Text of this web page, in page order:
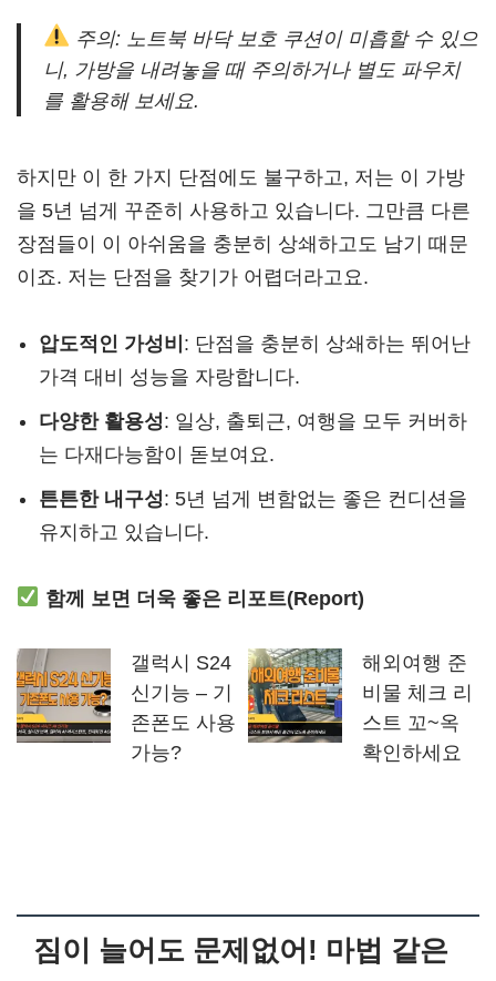
주의: 노트북 바닥 보호 쿠션이 미흡할 수 있으
니, 가방을 내려놓을 때 주의하거나 별도 파우치
를 활용해 보세요.
하지만 이 한 가지 단점에도 불구하고, 저는 이 가방
을 5년 넘게 꾸준히 사용하고 있습니다. 그만큼 다른
장점들이 이 아쉬움을 충분히 상쇄하고도 남기 때문
이죠. 저는 단점을 찾기가 어렵더라고요.
압도적인 가성비 : 단점을 충분히 상쇄하는 뛰어난
가격 대비 성능을 자랑합니다.
다양한 활용성: 일상, 출퇴근, 여행을 모두 커버하
는 다재다능함이 돋보여요.
튼튼한 내구성: 5년 넘게 변함없는 좋은 컨디션을
유지하고 있습니다.
함께 보면 더욱 좋은 리포트(Report)
갤럭시 S24
신기능 – 기
존폰도 사용
가능?
해외여행 준
비물 체크 리
스트 꼬~옥
확인하세요
짐이 늘어도 문제없어! 마법 같은